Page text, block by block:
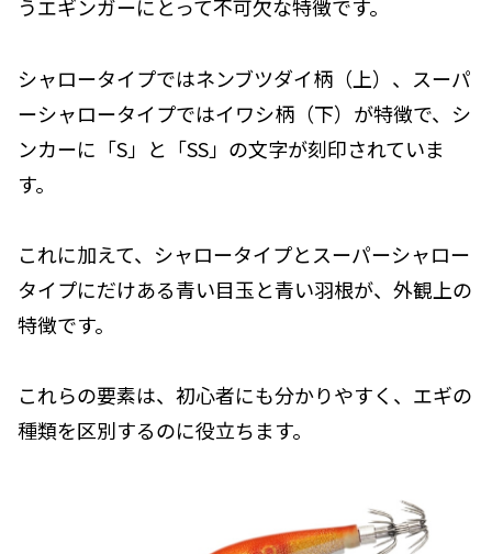
うエギンガーにとって不可欠な特徴です。
シャロータイプではネンブツダイ柄（上）、スーパ
ーシャロータイプではイワシ柄（下）が特徴で、シ
ンカーに「S」と「SS」の文字が刻印されていま
す。
これに加えて、シャロータイプとスーパーシャロー
タイプにだけある青い目玉と青い羽根が、外観上の
特徴です。
これらの要素は、初心者にも分かりやすく、エギの
種類を区別するのに役立ちます。